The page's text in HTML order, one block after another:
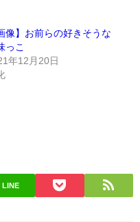
像】お前らの好きそうな
っこ
年12月20日
LINE